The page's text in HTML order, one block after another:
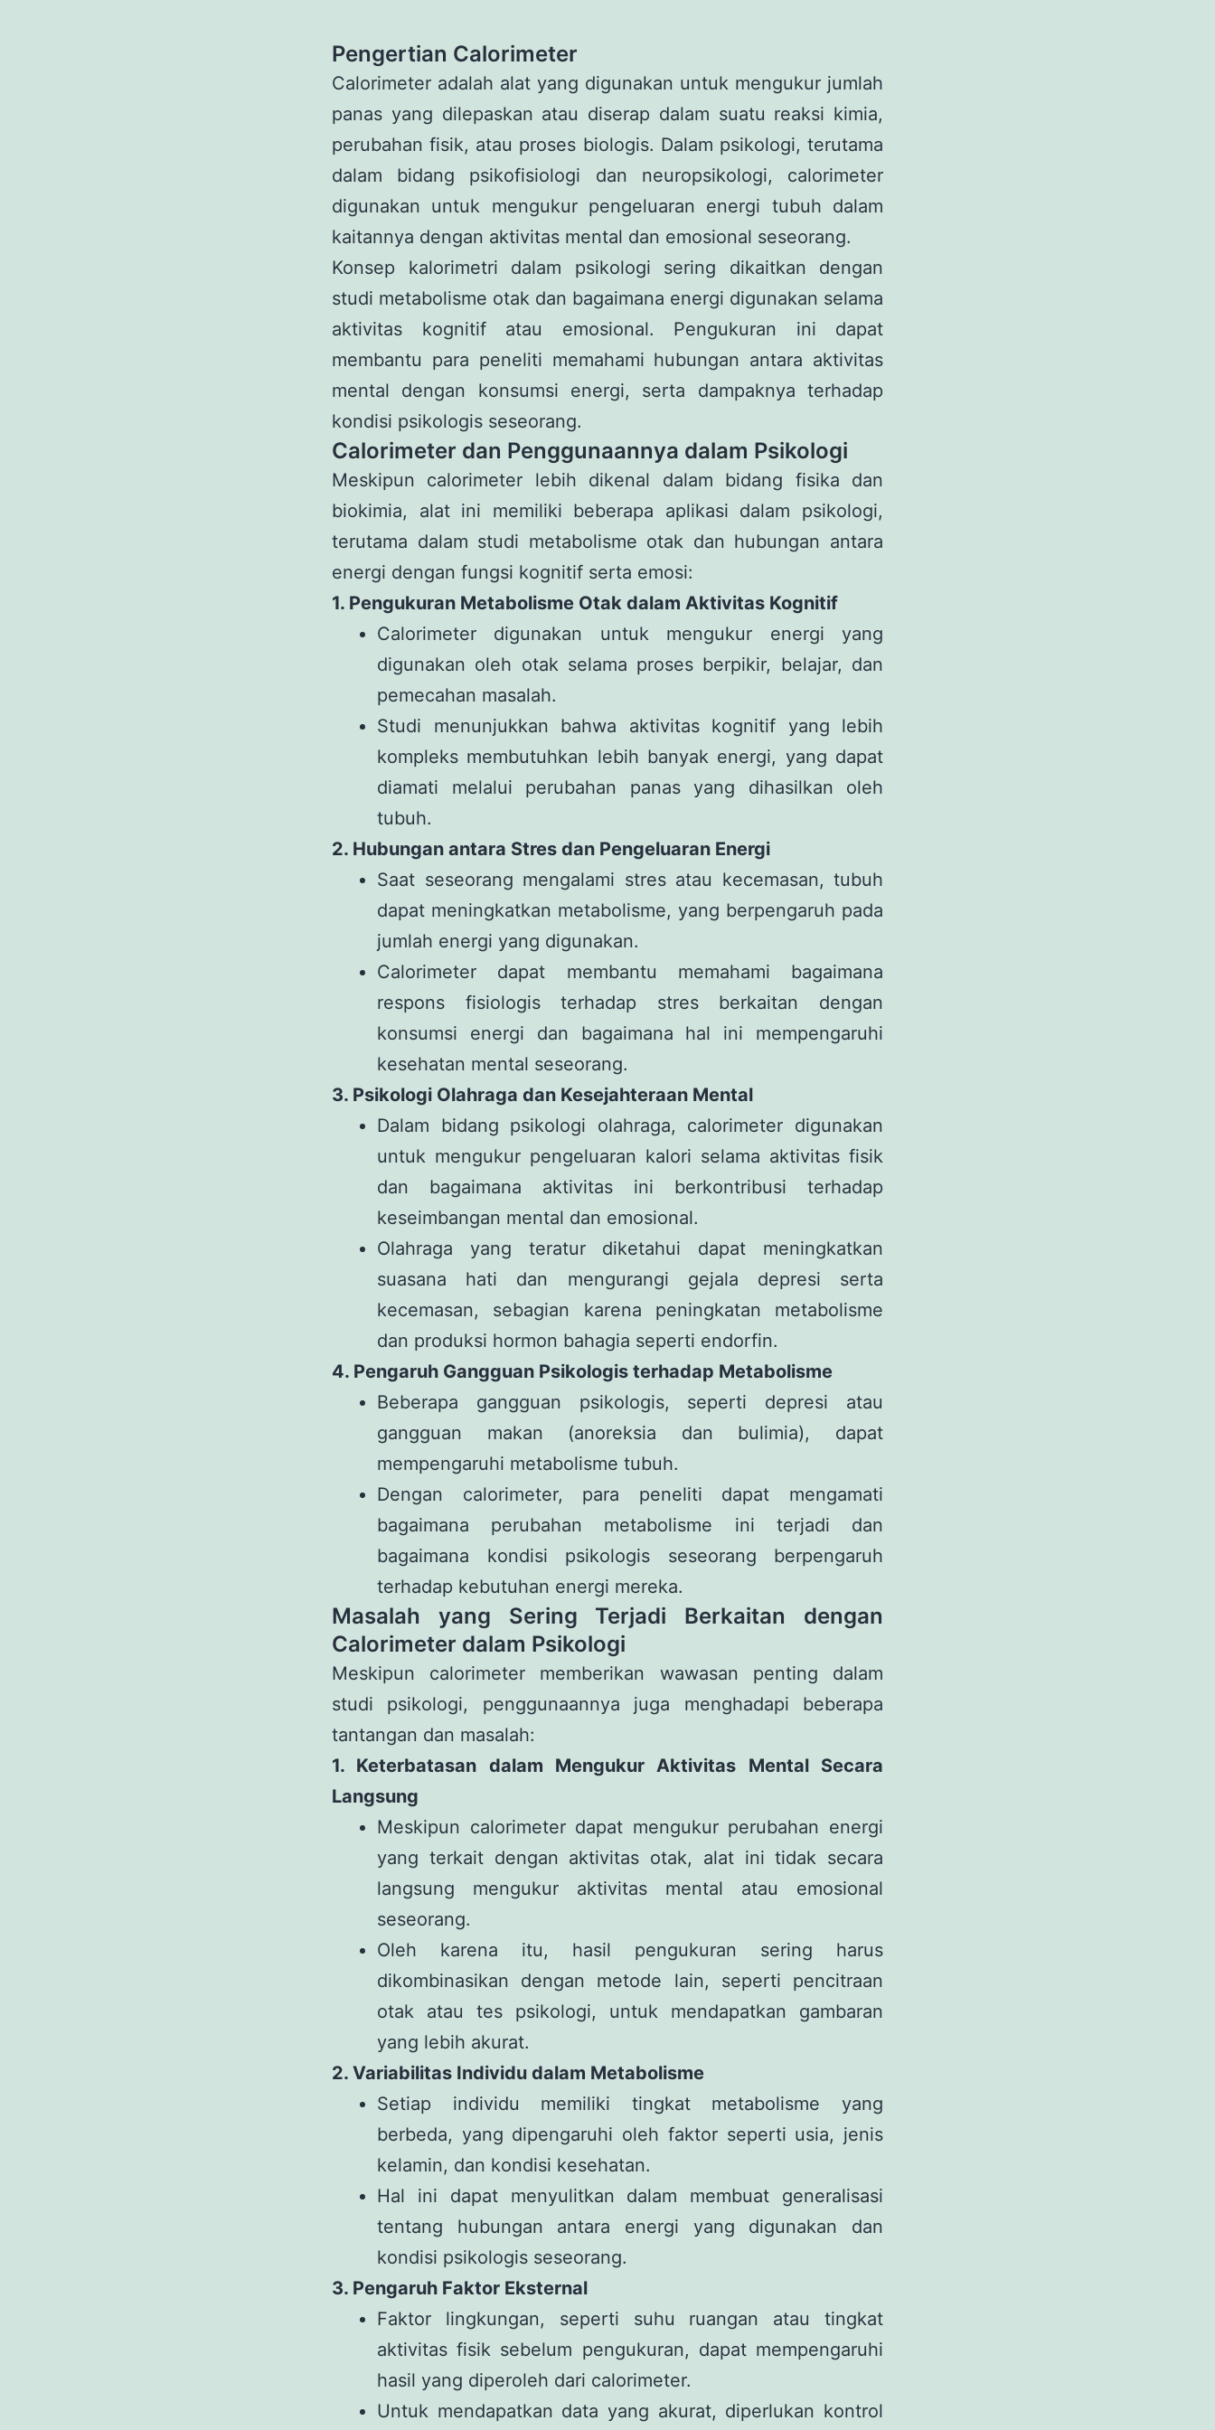
Pengertian Calorimeter
Calorimeter adalah alat yang digunakan untuk mengukur jumlah
panas yang dilepaskan atau diserap dalam suatu reaksi kimia,
perubahan fisik, atau proses biologis. Dalam psikologi, terutama
dalam bidang psikofisiologi dan neuropsikologi, calorimeter
digunakan untuk mengukur pengeluaran energi tubuh dalam
kaitannya dengan aktivitas mental dan emosional seseorang.
Konsep kalorimetri dalam psikologi sering dikaitkan dengan
studi metabolisme otak dan bagaimana energi digunakan selama
aktivitas kognitif atau emosional. Pengukuran ini dapat
membantu para peneliti memahami hubungan antara aktivitas
mental dengan konsumsi energi, serta dampaknya terhadap
kondisi psikologis seseorang.
Calorimeter dan Penggunaannya dalam Psikologi
Meskipun calorimeter lebih dikenal dalam bidang fisika dan
biokimia, alat ini memiliki beberapa aplikasi dalam psikologi,
terutama dalam studi metabolisme otak dan hubungan antara
energi dengan fungsi kognitif serta emosi:
1. Pengukuran Metabolisme Otak dalam Aktivitas Kognitif
Calorimeter digunakan untuk mengukur energi yang
digunakan oleh otak selama proses berpikir, belajar, dan
pemecahan masalah.
Studi menunjukkan bahwa aktivitas kognitif yang lebih
kompleks membutuhkan lebih banyak energi, yang dapat
diamati melalui perubahan panas yang dihasilkan oleh
tubuh.
2. Hubungan antara Stres dan Pengeluaran Energi
Saat seseorang mengalami stres atau kecemasan, tubuh
dapat meningkatkan metabolisme, yang berpengaruh pada
jumlah energi yang digunakan.
Calorimeter dapat membantu memahami bagaimana
respons fisiologis terhadap stres berkaitan dengan
konsumsi energi dan bagaimana hal ini mempengaruhi
kesehatan mental seseorang.
3. Psikologi Olahraga dan Kesejahteraan Mental
Dalam bidang psikologi olahraga, calorimeter digunakan
untuk mengukur pengeluaran kalori selama aktivitas fisik
dan bagaimana aktivitas ini berkontribusi terhadap
keseimbangan mental dan emosional.
Olahraga yang teratur diketahui dapat meningkatkan
suasana hati dan mengurangi gejala depresi serta
kecemasan, sebagian karena peningkatan metabolisme
dan produksi hormon bahagia seperti endorfin.
4. Pengaruh Gangguan Psikologis terhadap Metabolisme
Beberapa gangguan psikologis, seperti depresi atau
gangguan makan (anoreksia dan bulimia), dapat
mempengaruhi metabolisme tubuh.
Dengan calorimeter, para peneliti dapat mengamati
bagaimana perubahan metabolisme ini terjadi dan
bagaimana kondisi psikologis seseorang berpengaruh
terhadap kebutuhan energi mereka.
Masalah yang Sering Terjadi Berkaitan dengan
Calorimeter dalam Psikologi
Meskipun calorimeter memberikan wawasan penting dalam
studi psikologi, penggunaannya juga menghadapi beberapa
tantangan dan masalah:
1. Keterbatasan dalam Mengukur Aktivitas Mental Secara
Langsung
Meskipun calorimeter dapat mengukur perubahan energi
yang terkait dengan aktivitas otak, alat ini tidak secara
langsung mengukur aktivitas mental atau emosional
seseorang.
Oleh karena itu, hasil pengukuran sering harus
dikombinasikan dengan metode lain, seperti pencitraan
otak atau tes psikologi, untuk mendapatkan gambaran
yang lebih akurat.
2. Variabilitas Individu dalam Metabolisme
Setiap individu memiliki tingkat metabolisme yang
berbeda, yang dipengaruhi oleh faktor seperti usia, jenis
kelamin, dan kondisi kesehatan.
Hal ini dapat menyulitkan dalam membuat generalisasi
tentang hubungan antara energi yang digunakan dan
kondisi psikologis seseorang.
3. Pengaruh Faktor Eksternal
Faktor lingkungan, seperti suhu ruangan atau tingkat
aktivitas fisik sebelum pengukuran, dapat mempengaruhi
hasil yang diperoleh dari calorimeter.
Untuk mendapatkan data yang akurat, diperlukan kontrol